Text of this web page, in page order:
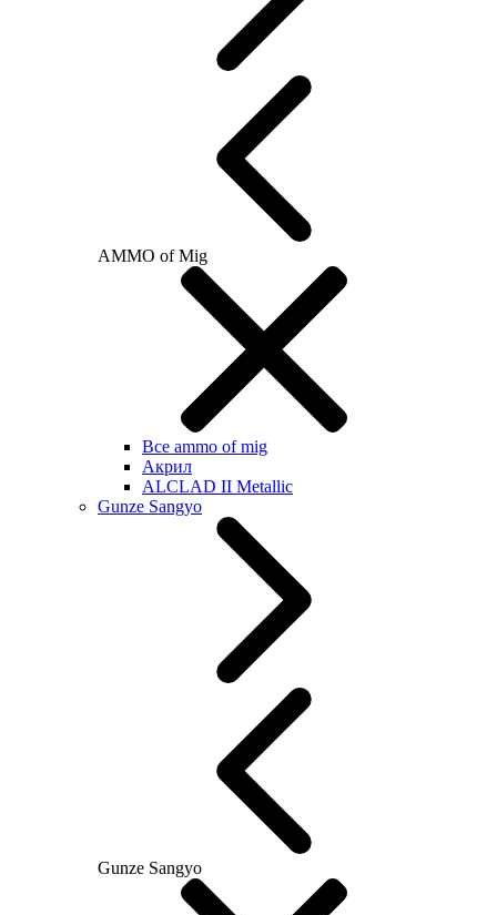
AMMO of Mig
Все ammo of mig
Акрил
ALCLAD II Metallic
Gunze Sangyo
Gunze Sangyo